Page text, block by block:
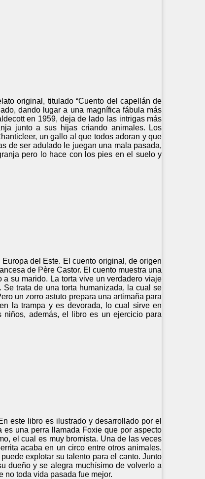
original, titulado “Cuento del capellán de
dando lugar a una magnífica fábula más
en 1959, deja de lado las intrigas más
junto a sus hijas criando animales. Los
un gallo al que todos adoran y que
de ser adulado le juegan una mala pasada,
pero lo hace con los pies en el suelo y
del Este. El cuento original, de origen
de Père Castor. El cuento muestra una
su marido. La torta vive un verdadero viaje
trata de una torta humanizada, la cual se
un zorro astuto prepara una artimaña para
la trampa y es devorada, lo cual sirve en
niños, además, el libro es un ejercicio para
este libro es ilustrado y desarrollado por el
es una perra llamada Foxie que por aspecto
el cual es muy bromista. Una de las veces
acaba en un circo entre otros animales.
explotar su talento para el canto. Junto
dueño y se alegra muchísimo de volverlo a
no toda vida pasada fue mejor.